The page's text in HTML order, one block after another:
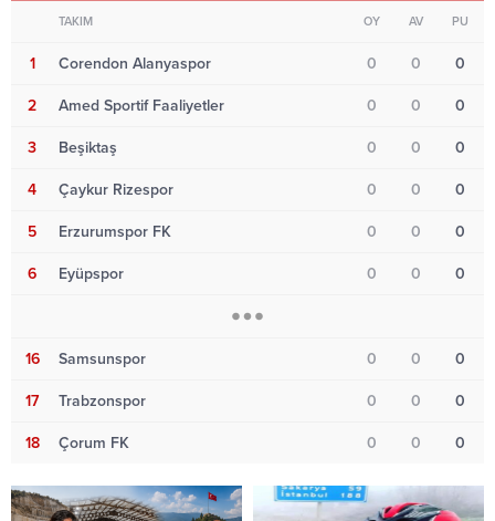
TAKIM OY AV PU
1 Corendon Alanyaspor 0 0 0
2 Amed Sportif Faaliyetler 0 0 0
3 Beşiktaş 0 0 0
4 Çaykur Rizespor 0 0 0
5 Erzurumspor FK 0 0 0
6 Eyüpspor 0 0 0
16 Samsunspor 0 0 0
17 Trabzonspor 0 0 0
18 Çorum FK 0 0 0